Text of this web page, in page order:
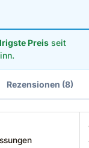
Preis seit
Rezensionen (8)